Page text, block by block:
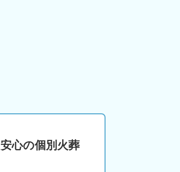
安心の個別火葬